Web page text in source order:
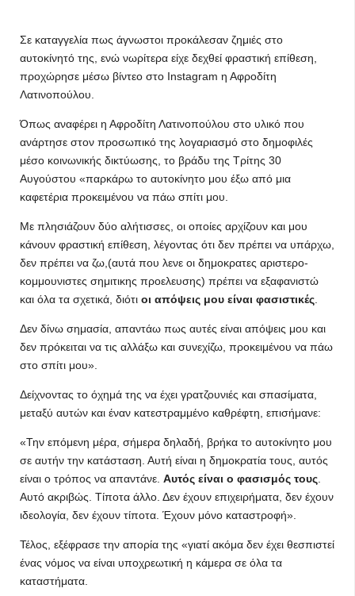
Σε καταγγελία πως άγνωστοι προκάλεσαν ζημιές στο
αυτοκίνητό της, ενώ νωρίτερα είχε δεχθεί φραστική επίθεση,
προχώρησε μέσω βίντεο στο Instagram η Αφροδίτη
Λατινοπούλου.
Όπως αναφέρει η Αφροδίτη Λατινοπούλου στο υλικό που
ανάρτησε στον προσωπικό της λογαριασμό στο δημοφιλές
μέσο κοινωνικής δικτύωσης, το βράδυ της Τρίτης 30
Αυγούστου «παρκάρω το αυτοκίνητο μου έξω από μια
καφετέρια προκειμένου να πάω σπίτι μου.
Με πλησιάζουν δύο αλήτισσες, οι οποίες αρχίζουν και μου
κάνουν φραστική επίθεση, λέγοντας ότι δεν πρέπει να υπάρχω,
δεν πρέπει να ζω,(αυτά που λενε οι δημοκρατες αριστερο-
κομμουνιστες σημιτικης προελευσης) πρέπει να εξαφανιστώ
και όλα τα σχετικά, διότι οι απόψεις μου είναι φασιστικές
Δεν δίνω σημασία, απαντάω πως αυτές είναι απόψεις μου και
δεν πρόκειται να τις αλλάξω και συνεχίζω, προκειμένου να πάω
στο σπίτι μου».
Δείχνοντας το όχημά της να έχει γρατζουνιές και σπασίματα,
μεταξύ αυτών και έναν κατεστραμμένο καθρέφτη, επισήμανε:
«Την επόμενη μέρα, σήμερα δηλαδή, βρήκα το αυτοκίνητο μου
σε αυτήν την κατάσταση. Αυτή είναι η δημοκρατία τους, αυτός
είναι ο τρόπος να απαντάνε. Αυτός είναι ο φασισμός τους
Αυτό ακριβώς. Τίποτα άλλο. Δεν έχουν επιχειρήματα, δεν έχουν
ιδεολογία, δεν έχουν τίποτα. Έχουν μόνο καταστροφή».
Τέλος, εξέφρασε την απορία της «γιατί ακόμα δεν έχει θεσπιστεί
ένας νόμος να είναι υποχρεωτική η κάμερα σε όλα τα
καταστήματα.